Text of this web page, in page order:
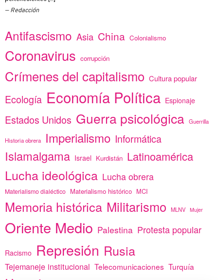
Redacción
Antifascismo Asia China Colonialismo
Coronavirus corrupción
Crímenes del capitalismo Cultura popular
Ecología Economía Política Espionaje
Estados Unidos Guerra psicológica Guerrilla
Historia obrera Imperialismo Informática
Islamalgama Israel Kurdistán Latinoamérica
Lucha ideológica Lucha obrera
Materialismo dialéctico Materialismo histórico MCI
Memoria histórica Militarismo MLNV Mujer
Oriente Medio Palestina Protesta popular
Racismo Represión Rusia
Tejemaneje institucional Telecomunicaciones Turquía